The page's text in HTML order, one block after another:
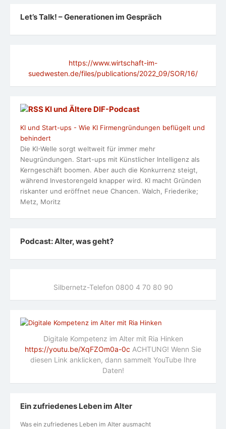
Let’s Talk! – Generationen im Gespräch
https://www.wirtschaft-im-
suedwesten.de/files/publications/2022_09/SOR/16/
KI und Ältere DlF-Podcast
KI und Start-ups - Wie KI Firmengründungen beflügelt und
behindert
Die KI-Welle sorgt weltweit für immer mehr
Neugründungen. Start-ups mit Künstlicher Intelligenz als
Kerngeschäft boomen. Aber auch die Konkurrenz steigt,
während Investorengeld knapper wird. KI macht Gründen
riskanter und eröffnet neue Chancen. Walch, Friederike;
Metz, Moritz
Podcast: Alter, was geht?
Silbernetz-Telefon 0800 4 70 80 90
Digitale Kompetenz im Alter mit Ria Hinken
https://youtu.be/XqFZOm0a-0c ACHTUNG! Wenn Sie
diesen Link anklicken, dann sammelt YouTube Ihre
Daten!
Ein zufriedenes Leben im Alter
Was ein zufriedenes Leben im Alter ausmacht